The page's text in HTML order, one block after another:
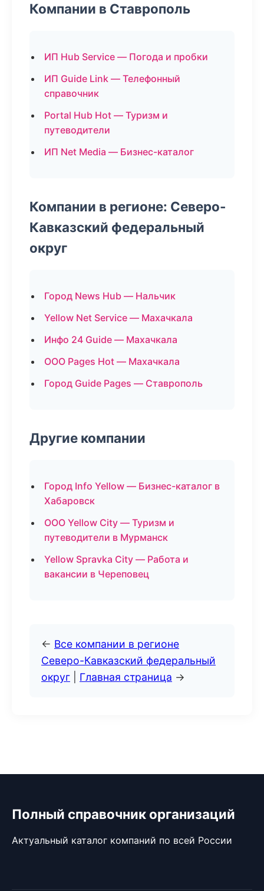
Компании в Ставрополь
ИП Hub Service — Погода и пробки
ИП Guide Link — Телефонный
справочник
Portal Hub Hot — Туризм и
путеводители
ИП Net Media — Бизнес-каталог
Компании в регионе: Северо-
Кавказский федеральный
округ
Город News Hub — Нальчик
Yellow Net Service — Махачкала
Инфо 24 Guide — Махачкала
ООО Pages Hot — Махачкала
Город Guide Pages — Ставрополь
Другие компании
Город Info Yellow — Бизнес-каталог в
Хабаровск
ООО Yellow City — Туризм и
путеводители в Мурманск
Yellow Spravka City — Работа и
вакансии в Череповец
← Все компании в регионе
Северо-Кавказский федеральный
округ
Главная страница →
Полный справочник организаций
Актуальный каталог компаний по всей России